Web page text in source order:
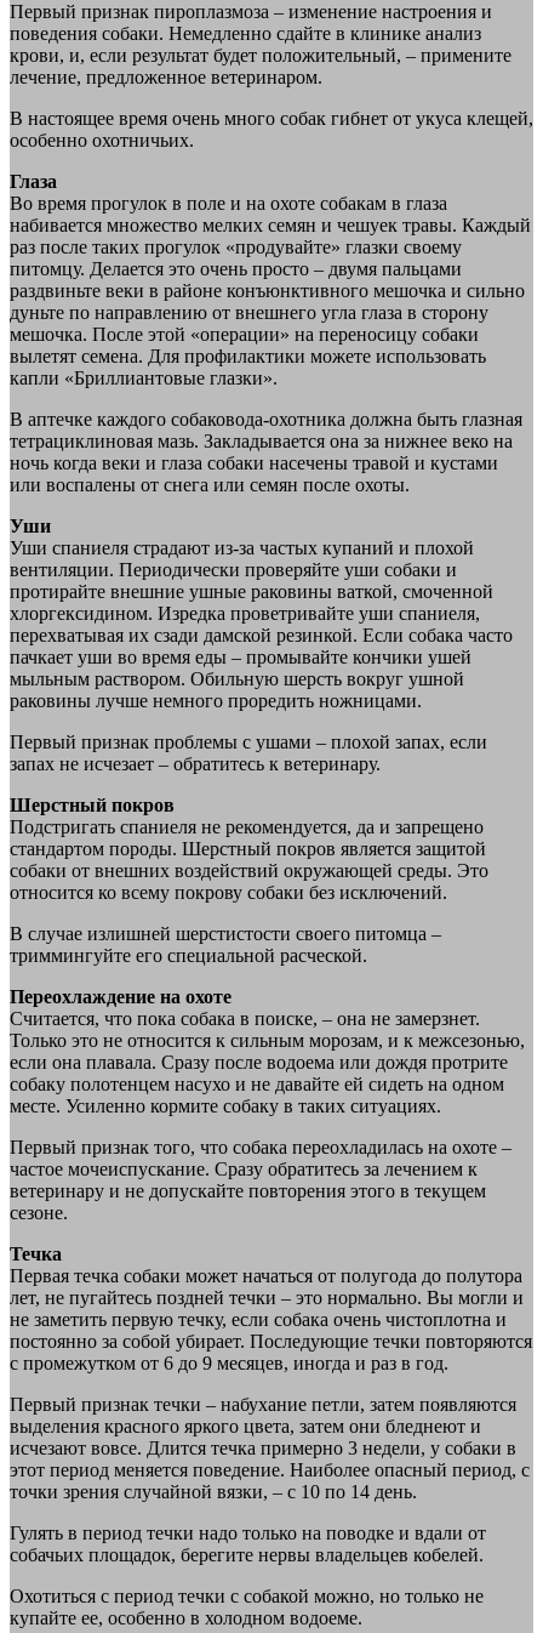
Первый признак пироплазмоза – изменение настроения и
поведения собаки. Немедленно сдайте в клинике анализ
крови, и, если результат будет положительный, – примените
лечение, предложенное ветеринаром.
В настоящее время очень много собак гибнет от укуса клещей,
особенно охотничьих.
Глаза
Во время прогулок в поле и на охоте собакам в глаза
набивается множество мелких семян и чешуек травы. Каждый
раз после таких прогулок «продувайте» глазки своему
питомцу. Делается это очень просто – двумя пальцами
раздвиньте веки в районе конъюнктивного мешочка и сильно
дуньте по направлению от внешнего угла глаза в сторону
мешочка. После этой «операции» на переносицу собаки
вылетят семена. Для профилактики можете использовать
капли «Бриллиантовые глазки».
В аптечке каждого собаковода-охотника должна быть глазная
тетрациклиновая мазь. Закладывается она за нижнее веко на
ночь когда веки и глаза собаки насечены травой и кустами
или воспалены от снега или семян после охоты.
Уши
Уши спаниеля страдают из-за частых купаний и плохой
вентиляции. Периодически проверяйте уши собаки и
протирайте внешние ушные раковины ваткой, смоченной
хлоргексидином. Изредка проветривайте уши спаниеля,
перехватывая их сзади дамской резинкой. Если собака часто
пачкает уши во время еды – промывайте кончики ушей
мыльным раствором. Обильную шерсть вокруг ушной
раковины лучше немного проредить ножницами.
Первый признак проблемы с ушами – плохой запах, если
запах не исчезает – обратитесь к ветеринару.
Шерстный покров
Подстригать спаниеля не рекомендуется, да и запрещено
стандартом породы. Шерстный покров является защитой
собаки от внешних воздействий окружающей среды. Это
относится ко всему покрову собаки без исключений.
В случае излишней шерстистости своего питомца –
триммингуйте его специальной расческой.
Переохлаждение на охоте
Считается, что пока собака в поиске, – она не замерзнет.
Только это не относится к сильным морозам, и к межсезонью,
если она плавала. Сразу после водоема или дождя протрите
собаку полотенцем насухо и не давайте ей сидеть на одном
месте. Усиленно кормите собаку в таких ситуациях.
Первый признак того, что собака переохладилась на охоте –
частое мочеиспускание. Сразу обратитесь за лечением к
ветеринару и не допускайте повторения этого в текущем
сезоне.
Течка
Первая течка собаки может начаться от полугода до полутора
лет, не пугайтесь поздней течки – это нормально. Вы могли и
не заметить первую течку, если собака очень чистоплотна и
постоянно за собой убирает. Последующие течки повторяются
с промежутком от 6 до 9 месяцев, иногда и раз в год.
Первый признак течки – набухание петли, затем появляются
выделения красного яркого цвета, затем они бледнеют и
исчезают вовсе. Длится течка примерно 3 недели, у собаки в
этот период меняется поведение. Наиболее опасный период, с
точки зрения случайной вязки, – с 10 по 14 день.
Гулять в период течки надо только на поводке и вдали от
собачьих площадок, берегите нервы владельцев кобелей.
Охотиться с период течки с собакой можно, но только не
купайте ее, особенно в холодном водоеме.